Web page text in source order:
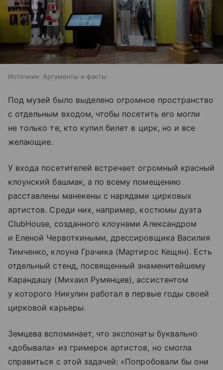
Источник: Аргументы и факты
Под музей было выделено огромное пространство
с отдельным входом, чтобы посетить его могли
не только те, кто купил билет в цирк, но и все
желающие.
У входа посетителей встречает огромный красный
клоунский башмак, а по всему помещению
расставлены манекены с нарядами цирковых
артистов. Среди них, например, костюмы дуэта
ClubHouse, созданного клоунами Александром
и Еленой Червоткиными, дрессировщика Василия
Тимченко, клоуна Грачика (Мартирос Кещян). Есть
отдельный стенд, посвященный знаменитейшему
Карандашу (Михаил Румянцев), ассистентом
у которого Никулин работал в первые годы своей
цирковой карьеры.
Земцева вспоминает, что экспонаты буквально
«добывала» из гримерок артистов, но смогла
справиться с этой задачей: «Попробовали бы они